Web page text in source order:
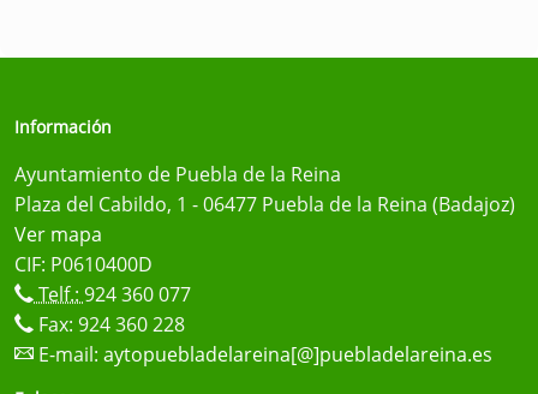
Información
Ayuntamiento de Puebla de la Reina
Plaza del Cabildo, 1 - 06477 Puebla de la Reina (Badajoz)
Ver mapa
CIF: P0610400D
Telf.: 924 360 077
Fax: 924 360 228
E-mail: aytopuebladelareina[@]puebladelareina.es